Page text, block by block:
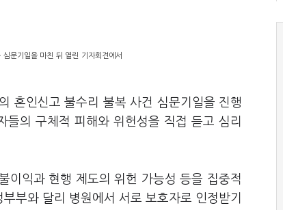
문기일을 마친 뒤 열린 기자회견에서
혼인신고 불수리 불복 사건 심문기일을 진행
의 구체적 피해와 위헌성을 직접 듣고 심리
이익과 현행 제도의 위헌 가능성 등을 집중적
부와 달리 병원에서 서로 보호자로 인정받기